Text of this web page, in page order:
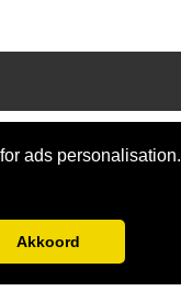
ads personalisation.
Akkoord